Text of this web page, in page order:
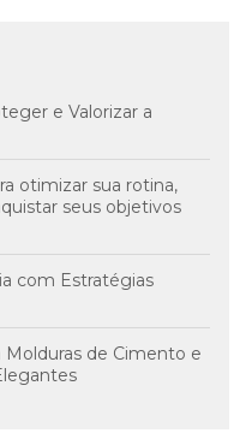
e Valorizar a
otimizar sua rotina,
seus objetivos
com Estratégias
Molduras de Cimento e